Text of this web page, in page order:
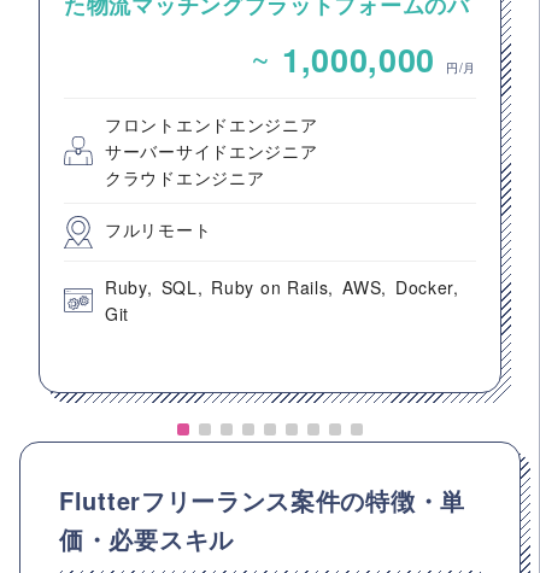
~ 1,000,000 円/月
フロントエンドエンジニア
サーバーサイドエンジニア
クラウドエンジニア
フルリモート
Ruby SQL Ruby on Rails AWS
Docker
Git
Flutterフリーランス案件の特徴・単
価・必要スキル